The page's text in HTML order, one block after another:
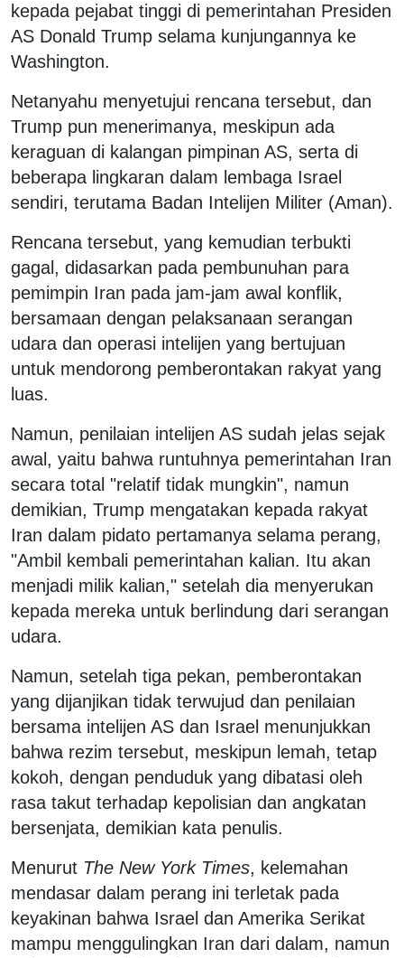
kepada pejabat tinggi di pemerintahan Presiden
AS Donald Trump selama kunjungannya ke
Washington.
Netanyahu menyetujui rencana tersebut, dan
Trump pun menerimanya, meskipun ada
keraguan di kalangan pimpinan AS, serta di
beberapa lingkaran dalam lembaga Israel
sendiri, terutama Badan Intelijen Militer (Aman).
Rencana tersebut, yang kemudian terbukti
gagal, didasarkan pada pembunuhan para
pemimpin Iran pada jam-jam awal konflik,
bersamaan dengan pelaksanaan serangan
udara dan operasi intelijen yang bertujuan
untuk mendorong pemberontakan rakyat yang
luas.
Namun, penilaian intelijen AS sudah jelas sejak
awal, yaitu bahwa runtuhnya pemerintahan Iran
secara total "relatif tidak mungkin", namun
demikian, Trump mengatakan kepada rakyat
Iran dalam pidato pertamanya selama perang,
"Ambil kembali pemerintahan kalian. Itu akan
menjadi milik kalian," setelah dia menyerukan
kepada mereka untuk berlindung dari serangan
udara.
Namun, setelah tiga pekan, pemberontakan
yang dijanjikan tidak terwujud dan penilaian
bersama intelijen AS dan Israel menunjukkan
bahwa rezim tersebut, meskipun lemah, tetap
kokoh, dengan penduduk yang dibatasi oleh
rasa takut terhadap kepolisian dan angkatan
bersenjata, demikian kata penulis.
Menurut The New York Times, kelemahan
mendasar dalam perang ini terletak pada
keyakinan bahwa Israel dan Amerika Serikat
mampu menggulingkan Iran dari dalam, namun